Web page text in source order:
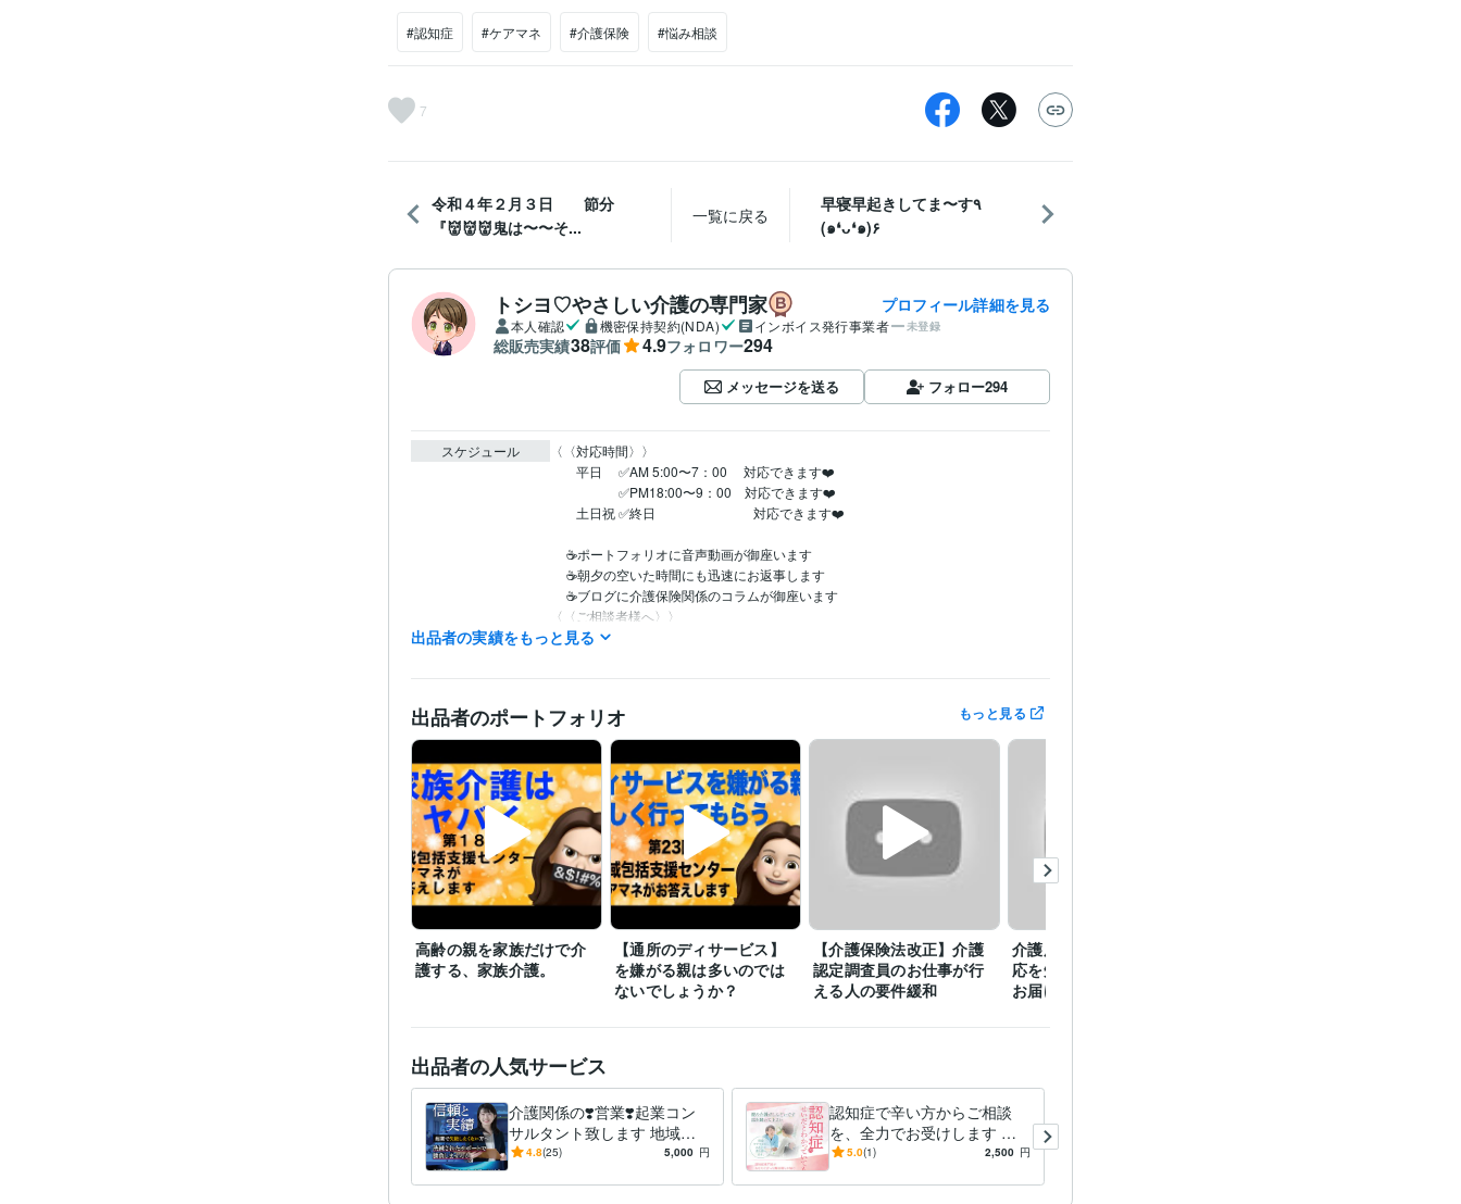
#認知症 #ケアマネ #介護保険 #悩み相談
7
令和４年２月３日 節分
『👹👹👹鬼は〜〜そ...
一覧に戻る
早寝早起きしてま〜す٩
(๑❛ᴗ❛๑)۶
トシヨ♡やさしい介護の専門家 プロフィール詳細を見る
本人確認 機密保持契約(NDA) インボイス発行事業者 未登録
総販売実績38評価 4.9フォロワー294
メッセージを送る フォロー294
スケジュール
〈〈対応時間〉〉
平日 　✅AM 5:00〜7：00　 対応できます❤️
✅PM18:00〜9：00　対応できます❤️
土日祝 ✅終日　　　　　　 　 対応できます❤️
〈〈ご相談者様へ〉〉
沢山あるココナラサービスの中からご覧くださりありがとうございます『ココナラコ
（２０２３年　６/1）
お陰様で、稀にサービスが満枠となっている事もございますが、DMへご連絡を頂き
ますと、おおよその、待ち日数⌛️をお伝えすることが可能でございます
m(_ _)m✨
経験職種 ライフスタイル・その他 / 講師・インストラクター 経験年数 : 13年
ライフスタイル・その他 / 公務員
ライフスタイル・その他 / その他
受賞歴 感謝状　社会福祉法人での永年勤務 感謝状　社会福祉法人での勤務成績
出前講座
小学校　総合授業講師
資格・検定 ケアマネジャー（介護支援専門員） 取得年 : 2010年
日商簿記検定2級 取得年 : 2002年
Word:8年
Canva:0年
その他ツール COBOL（コボル言語）:3年
得意分野 悩み相談・カウンセリング 介護保険　福祉
出品者の実績をもっと見る
出品者のポートフォリオ もっと見る
高齢の親を家族だけで介
護する、家族介護。
【通所のディサービス】
を嫌がる親は多いのでは
ないでしょうか？
【介護保険法改正】介護
認定調査員のお仕事が行
える人の要件緩和
介護度の苦情から公的対
応を知ることで、安心を
お届けします
出品者の人気サービス
介護関係の❣️営業❣️起業コン
サルタント致します 地域包
括支援センターケアマネ・行
4.8(25) 5,000 円
認知症で辛い方からご相談
を、全力でお受けします 認
知症や歩行困難の介護者に
5.0(1) 2,500 円